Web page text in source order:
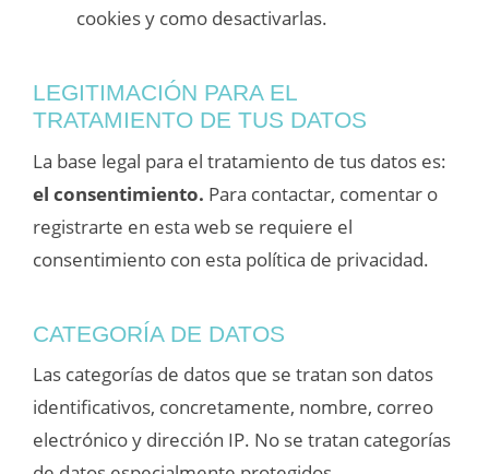
cookies y como desactivarlas.
LEGITIMACIÓN PARA EL
TRATAMIENTO DE TUS DATOS
La base legal para el tratamiento de tus datos es:
el consentimiento. Para contactar, comentar o
registrarte en esta web se requiere el
consentimiento con esta política de privacidad.
CATEGORÍA DE DATOS
Las categorías de datos que se tratan son datos
identificativos, concretamente, nombre, correo
electrónico y dirección IP. No se tratan categorías